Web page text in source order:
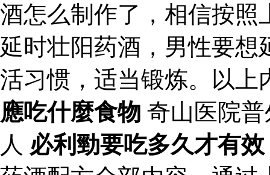
酒怎么制作了，相信按照
延时壮阳药酒，男性要想
活习惯，适当锻炼。以上
應吃什麼食物 奇山医院
人 必利勁要吃多久才有效